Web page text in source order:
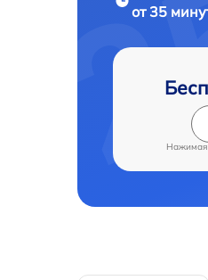
от 35
Нажимая